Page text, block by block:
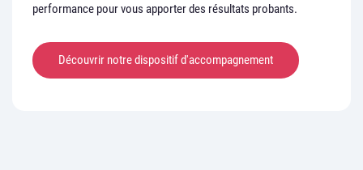
performance pour vous apporter des résultats probants.
Découvrir notre dispositif d'accompagnement